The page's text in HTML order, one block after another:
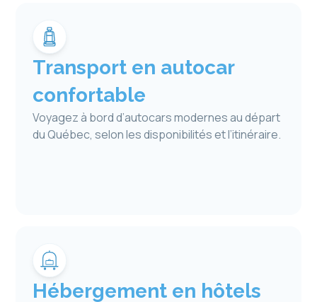
Transport en autocar
confortable
Voyagez à bord d’autocars modernes au départ
du Québec, selon les disponibilités et l’itinéraire.
Hébergement en hôtels